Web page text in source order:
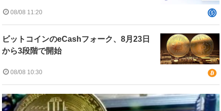
08/08 11:20
ビットコインのeCashフォーク、8月23日
から3段階で開始
08/08 10:30